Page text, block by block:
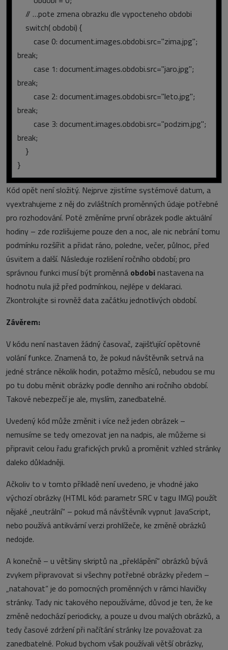
// …pote zmena obrazku dle vypocteneho obdobi
switch( obdobi) {
case 0: document.images.obdobi.src="zima.jpg";
break;
case 1: document.images.obdobi.src="jaro.jpg";
break;
case 2: document.images.obdobi.src="leto.jpg";
break;
case 3: document.images.obdobi.src="podzim.jpg";
break;
}
}
Kód opět není složitý. Nejprve zjistíme systémové datum, a
vyextrahujeme z něj do zvláštních proměnných údaje potřebné
pro rozhodování. Poté změníme první obrázek podle aktuální
hodiny – zde rozlišujeme pouze den a noc, ale nic nebrání tomu
podmínku rozšířit a přidat ráno, poledne, večer, půlnoc, před
úsvitem a další. Následuje rozlišení ročního období; pro
správnou funkci musí být proměnná obdobi nastavena na
hodnotu nula již před podmínkou, nejlépe v deklaraci.
Zkontrolujte si rovněž data začátku jednotlivých období.
Závěrem:
V kódu není nastaven žádný časovač, zajišťující opětovné
volání funkce. Znamená to, že pokud návštěvník setrvá na
jedné stránce několik hodin, potažmo měsíců, nebudou se mu
po tu dobu měnit obrázky podle denního ani ročního období.
Takové nebezpečí je ale, myslím, zanedbatelné.
Uvedený kód může změnit i více než jeden obrázek –
nemusíme se tedy omezovat jen na nadpis, ale můžeme si
připravit celou řadu grafických prvků a proměnit vzhled stránky
daleko důkladněji.
Ačkoliv to v tomto příkladě není uvedeno, je vhodné jako
výchozí obrázky (HTML kód: parametr SRC v tagu IMG) použít
nějaké „neutrální“ – pokud má návštěvník vypnut JavaScript,
nebo používá antikvární verzi prohlížeče, ke změně obrázků
nedojde.
A konečně – u většiny skriptů na „překlápění“ obrázků bývá
zvykem připravovat si všechny potřebné obrázky předem –
„natahovat“ je do pomocných proměnných v rámci hlavičky
stránky. Tady nic takového nepoužíváme, důvod je ten, že ke
změně nedochází periodicky, a pouze u dvou malých obrázků, a
tedy časové zdržení při načítání stránky lze považovat za
zanedbatelné. Pokud bychom však používali větší obrázky,